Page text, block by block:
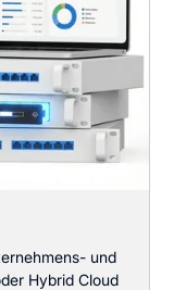
und
Hybrid Cloud